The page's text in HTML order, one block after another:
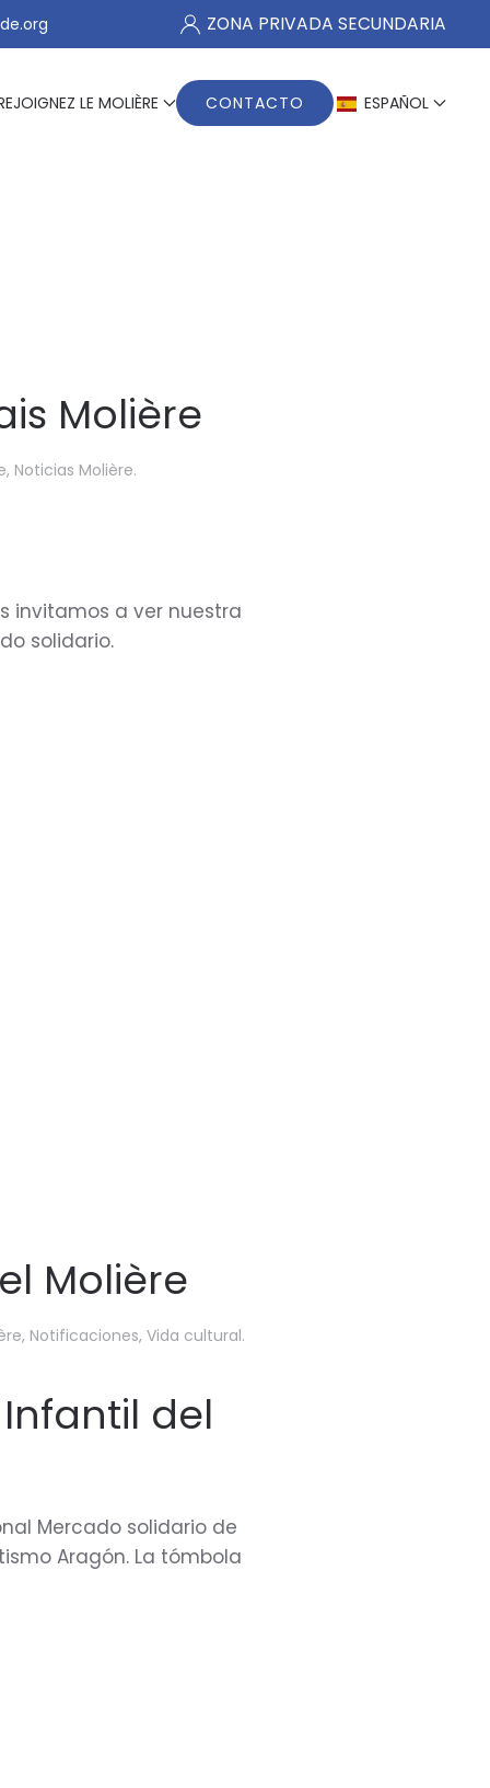
ZONA PRIVADA SECUNDARIA
LE MOLIÈRE CONTACTO ESPAÑOL
Molière
, Noticias Molière.
invitamos a ver nuestra
solidario.
Molière
, Notificaciones, Vida cultural.
del
Mercado solidario de
Aragón. La tómbola